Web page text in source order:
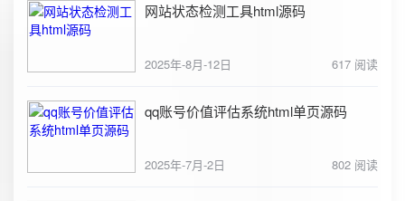
网站状态检测工具html源码
2025年-8月-12日 617 阅读
qq账号价值评估系统html单页源码
2025年-7月-2日 802 阅读